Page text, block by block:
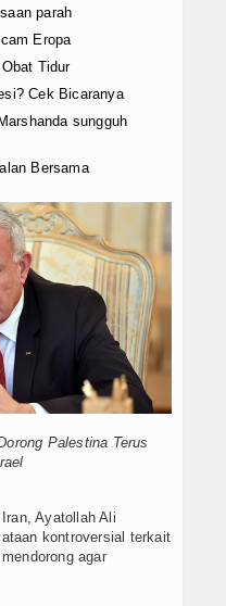
parah
Eropa
Tidur
Cek Bicaranya
sungguh
Bersama
Palestina Terus
Ayatollah Ali
kontroversial terkait
agar